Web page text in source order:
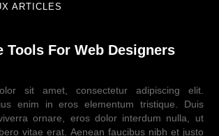
ARTICLES
Tools For Web Designers
sit amet, consectetur adipiscing elit.
enim in eros elementum tristique. Duis
ornare, eros dolor interdum nulla, ut
vitae erat. Aenean faucibus nibh et justo